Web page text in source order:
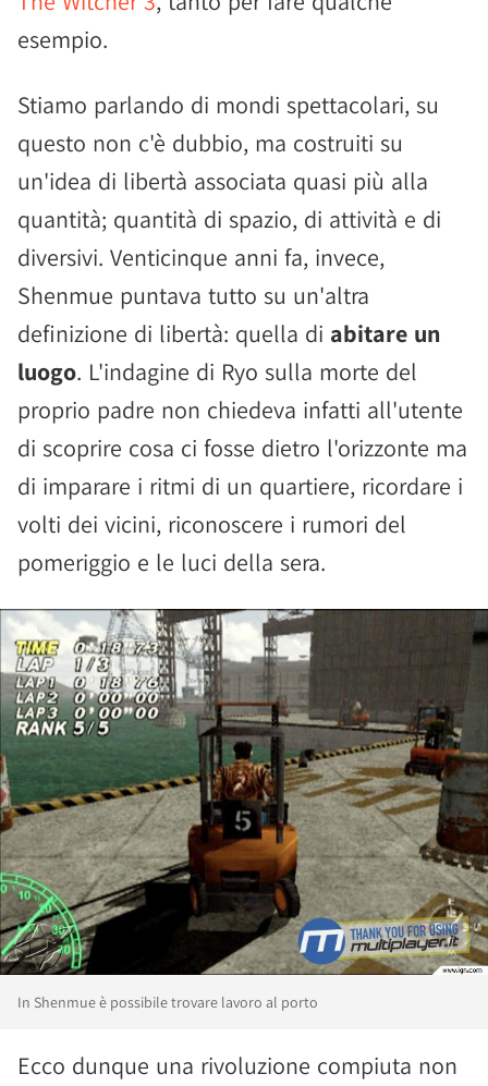
esempio.
Stiamo parlando di mondi spettacolari, su
questo non c'è dubbio, ma costruiti su
un'idea di libertà associata quasi più alla
quantità; quantità di spazio, di attività e di
diversivi. Venticinque anni fa, invece,
Shenmue puntava tutto su un'altra
definizione di libertà: quella di abitare un
luogo. L'indagine di Ryo sulla morte del
proprio padre non chiedeva infatti all'utente
di scoprire cosa ci fosse dietro l'orizzonte ma
di imparare i ritmi di un quartiere, ricordare i
volti dei vicini, riconoscere i rumori del
pomeriggio e le luci della sera.
In Shenmue è possibile trovare lavoro al porto
Ecco dunque una rivoluzione compiuta non